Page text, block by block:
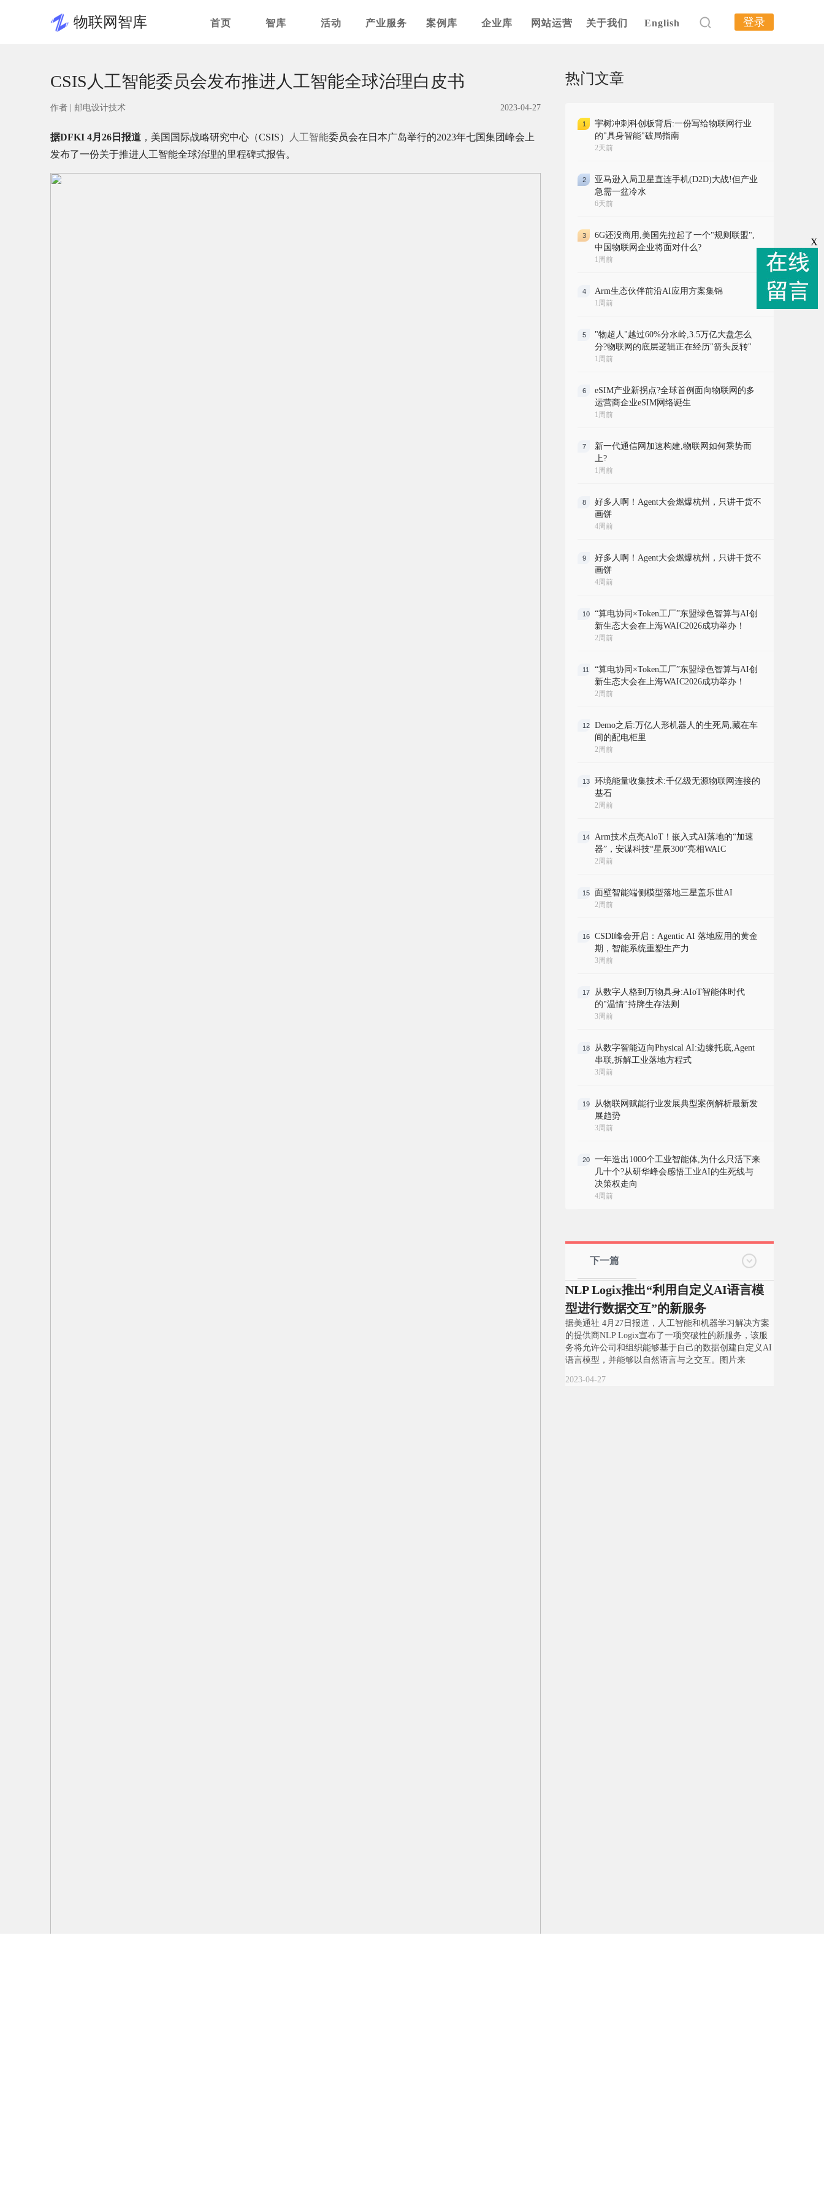
物联网智库 首页 智库 活动 产业服务 案例库 企业库 网站运营 关于我们 English 登录
CSIS人工智能委员会发布推进人工智能全球治理白皮书
作者 | 邮电设计技术 2023-04-27
据DFKI 4月26日报道 ，美国国际战略研究中心（CSIS） 人工智能委员会在日本广岛举行的2023年七国集团峰会上
发布了一份关于推进人工智能全球治理的里程碑式报告。
热门文章
1
宇树冲刺科创板背后:一份写给物联网行业
的"具身智能"破局指南
2天前
2
亚马逊入局卫星直连手机(D2D)大战!但产业
急需一盆冷水
6天前
3
6G还没商用,美国先拉起了一个"规则联盟",
中国物联网企业将面对什么?
1周前
4 Arm生态伙伴前沿AI应用方案集锦
1周前
5
"物超人"越过60%分水岭,3.5万亿大盘怎么
分?物联网的底层逻辑正在经历"箭头反转"
1周前
6
eSIM产业新拐点?全球首例面向物联网的多
运营商企业eSIM网络诞生
1周前
7
新一代通信网加速构建,物联网如何乘势而
上?
1周前
8
好多人啊！Agent大会燃爆杭州，只讲干货不
画饼
4周前
9
好多人啊！Agent大会燃爆杭州，只讲干货不
画饼
4周前
10
“算电协同×Token工厂”东盟绿色智算与AI创
新生态大会在上海WAIC2026成功举办！
2周前
11
“算电协同×Token工厂”东盟绿色智算与AI创
新生态大会在上海WAIC2026成功举办！
2周前
12
Demo之后:万亿人形机器人的生死局,藏在车
间的配电柜里
2周前
13
环境能量收集技术:千亿级无源物联网连接的
基石
2周前
14
Arm技术点亮AloT！嵌入式AI落地的“加速
器”，安谋科技“星辰300”亮相WAIC
2周前
15 面壁智能端侧模型落地三星盖乐世AI
2周前
16
CSDI峰会开启：Agentic AI 落地应用的黄金
期，智能系统重塑生产力
3周前
17
从数字人格到万物具身:AIoT智能体时代
的"温情"持牌生存法则
3周前
18
从数字智能迈向Physical AI:边缘托底,Agent
串联,拆解工业落地方程式
3周前
19
从物联网赋能行业发展典型案例解析最新发
展趋势
3周前
20
一年造出1000个工业智能体,为什么只活下来
几十个?从研华峰会感悟工业AI的生死线与
决策权走向
4周前
下一篇
NLP Logix推出“利用自定义AI语言模
型进行数据交互”的新服务
据美通社 4月27日报道，人工智能和机器学习解决方案
的提供商NLP Logix宣布了一项突破性的新服务，该服
务将允许公司和组织能够基于自己的数据创建自定义AI
语言模型，并能够以自然语言与之交互。图片来
2023-04-27
X